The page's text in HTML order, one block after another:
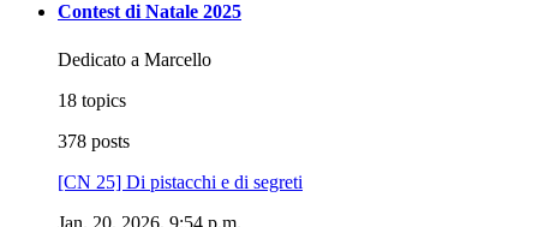
Contest di Natale 2025
Dedicato a Marcello
18 topics
378 posts
[CN 25] Di pistacchi e di segreti
Jan. 20, 2026, 9:54 p.m.